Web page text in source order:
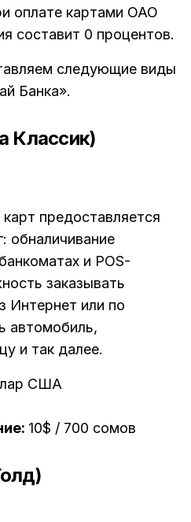
оплате картами ОАО
составит 0 процентов.
следующие виды
Банка».
Классик)
предоставляется
обналичивание
и POS-
заказывать
Интернет или по
автомобиль,
и так далее.
США
10$ / 700 сомов